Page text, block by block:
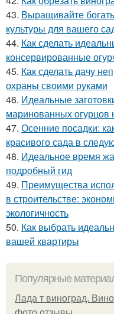
43. Выращивайте
культуры для вашего
44. Как сделать
консервированные
45. Как сделать дачу
охраны своими руками
46. Идеальные
маринованных огурцов
47. Осенние посадки:
красивого сада в
48. Идеальное время
подробный гид
49. Преимущества
в строительстве:
экологичность
50. Как выбрать
вашей квартиры
Популярные
Лада т виноград.